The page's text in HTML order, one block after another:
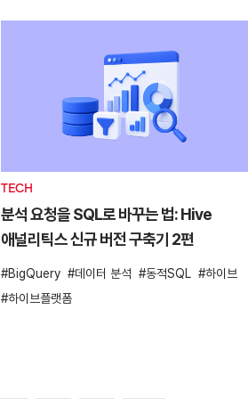
TECH
분석 요청을 SQL로 바꾸는 법: Hive
애널리틱스 신규 버전 구축기 2편
BigQuery 데이터 분석 동적SQL
하이브
하이브플랫폼